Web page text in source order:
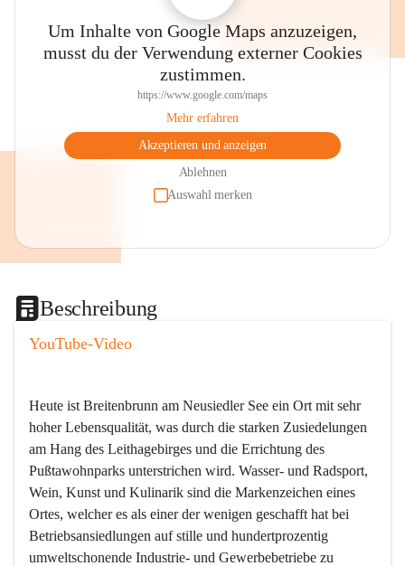
Um Inhalte von Google Maps anzuzeigen,
musst du der Verwendung externer Cookies
zustimmen.
https://www.google.com/maps
Mehr erfahren
Akzeptieren und anzeigen
Ablehnen
Auswahl merken
Beschreibung
YouTube-Video
Heute ist Breitenbrunn am Neusiedler See ein Ort mit sehr
hoher Lebensqualität, was durch die starken Zusiedelungen
am Hang des Leithagebirges und die Errichtung des
Pußtawohnparks unterstrichen wird. Wasser- und Radsport,
Wein, Kunst und Kulinarik sind die Markenzeichen eines
Ortes, welcher es als einer der wenigen geschafft hat bei
Betriebsansiedlungen auf stille und hundertprozentig
umweltschonende Industrie- und Gewerbebetriebe zu